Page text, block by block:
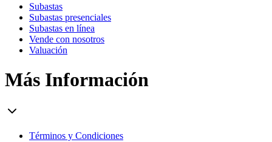
Subastas
Subastas presenciales
Subastas en línea
Vende con nosotros
Valuación
Más Información
Términos y Condiciones